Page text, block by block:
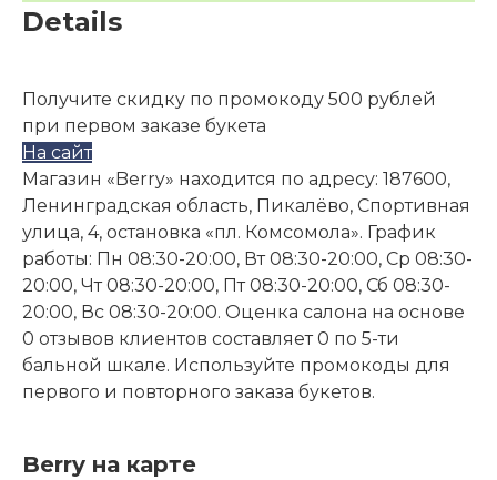
Details
Получите скидку по промокоду 500 рублей
при первом заказе букета
На сайт
Магазин «Berry» находится по адресу: 187600,
Ленинградская область, Пикалёво, Спортивная
улица, 4, остановка «пл. Комсомола». График
работы: Пн 08:30-20:00, Вт 08:30-20:00, Ср 08:30-
20:00, Чт 08:30-20:00, Пт 08:30-20:00, Сб 08:30-
20:00, Вс 08:30-20:00. Оценка салона на основе
0 отзывов клиентов составляет 0 по 5-ти
бальной шкале. Используйте промокоды для
первого и повторного заказа букетов.
Berry на карте